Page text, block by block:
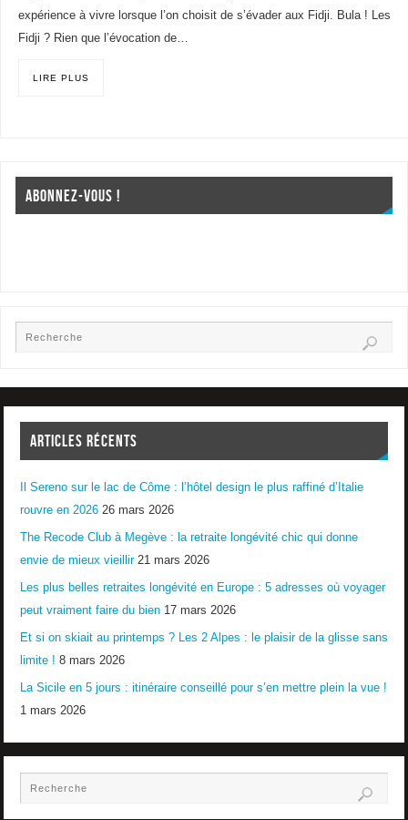
expérience à vivre lorsque l’on choisit de s’évader aux Fidji. Bula ! Les
Fidji ? Rien que l’évocation de…
LIRE PLUS
ABONNEZ-VOUS !
ARTICLES RÉCENTS
Il Sereno sur le lac de Côme : l’hôtel design le plus raffiné d’Italie
rouvre en 2026 26 mars 2026
The Recode Club à Megève : la retraite longévité chic qui donne
envie de mieux vieillir 21 mars 2026
Les plus belles retraites longévité en Europe : 5 adresses où voyager
peut vraiment faire du bien 17 mars 2026
Et si on skiait au printemps ? Les 2 Alpes : le plaisir de la glisse sans
limite ! 8 mars 2026
La Sicile en 5 jours : itinéraire conseillé pour s’en mettre plein la vue !
1 mars 2026